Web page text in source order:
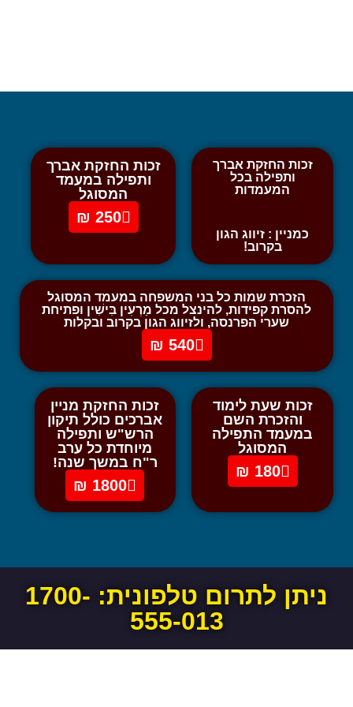
זכות החזקת אברך
ותפילה בכל
המעמדות
כמניין : זיווג הגון
בקרוב!
זכות החזקת אברך
ותפילה במעמד
המסוגל
250 ₪
הזכרת שמות כל בני המשפחה במעמד המסוגל
להסרת קפידות, להינצל מכל מַרְעִין בִּישִׁין ופתיחת
שערי הפרנסה, ולזיווג הגון בקרוב ובקלות
540 ₪
זכות שעת לימוד
והזכרת השם
במעמד התפילה
המסוגל
180 ₪
זכות החזקת מניין
אברכים כולל תיקון
הרש"ש ותפילה
מיוחדת כל ערב
ר"ח במשך שנה!
1800 ₪
ניתן לתרום טלפונית: 1700-
555-013